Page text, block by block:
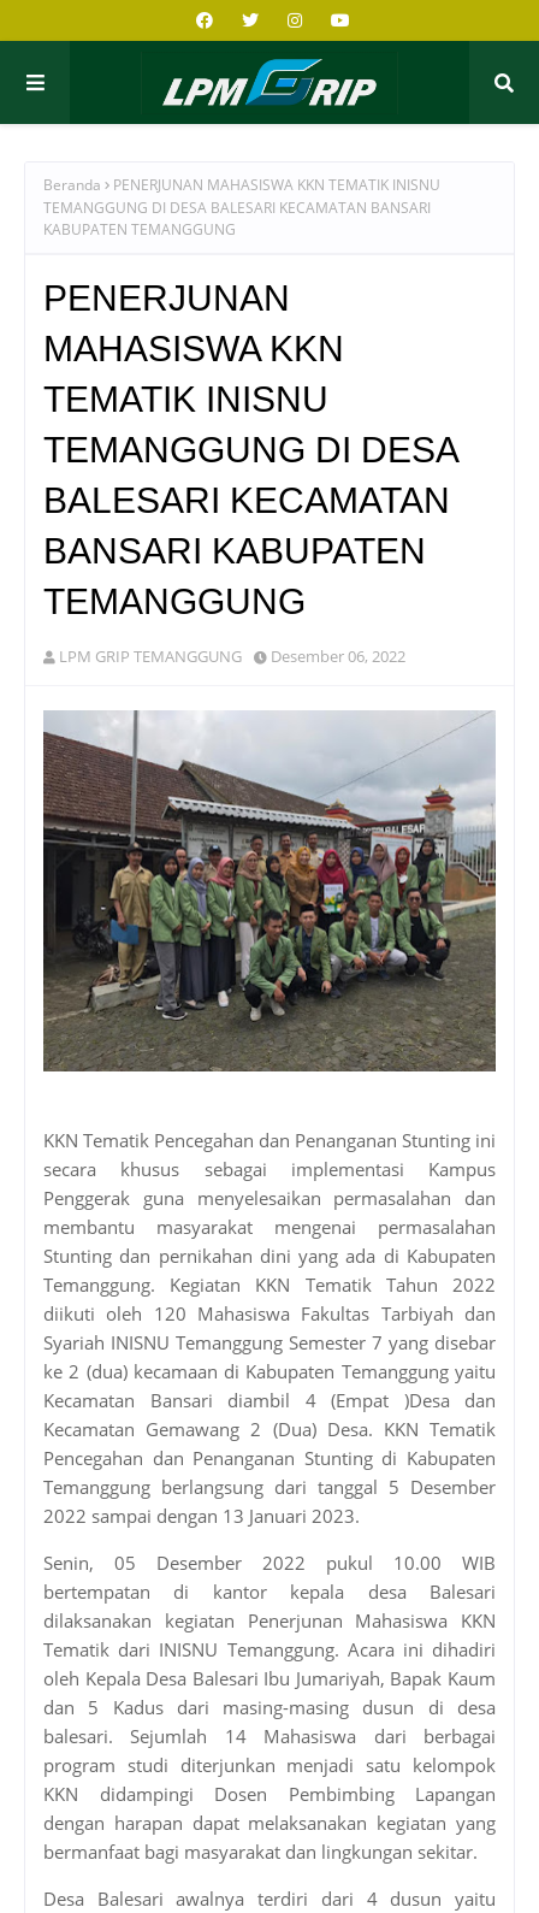
Beranda
PENERJUNAN MAHASISWA KKN TEMATIK INISNU
TEMANGGUNG DI DESA BALESARI KECAMATAN BANSARI
KABUPATEN TEMANGGUNG
PENERJUNAN
MAHASISWA KKN
TEMATIK INISNU
TEMANGGUNG DI DESA
BALESARI KECAMATAN
BANSARI KABUPATEN
TEMANGGUNG
LPM GRIP TEMANGGUNG Desember 06, 2022
KKN Tematik Pencegahan dan Penanganan Stunting ini
secara khusus sebagai implementasi Kampus
Penggerak guna menyelesaikan permasalahan dan
membantu masyarakat mengenai permasalahan
Stunting dan pernikahan dini yang ada di Kabupaten
Temanggung. Kegiatan KKN Tematik Tahun 2022
diikuti oleh 120 Mahasiswa Fakultas Tarbiyah dan
Syariah INISNU Temanggung Semester 7 yang disebar
ke 2 (dua) kecamaan di Kabupaten Temanggung yaitu
Kecamatan Bansari diambil 4 (Empat )Desa dan
Kecamatan Gemawang 2 (Dua) Desa. KKN Tematik
Pencegahan dan Penanganan Stunting di Kabupaten
Temanggung berlangsung dari tanggal 5 Desember
2022 sampai dengan 13 Januari 2023.
Senin, 05 Desember 2022 pukul 10.00 WIB
bertempatan di kantor kepala desa Balesari
dilaksanakan kegiatan Penerjunan Mahasiswa KKN
Tematik dari INISNU Temanggung. Acara ini dihadiri
oleh Kepala Desa Balesari Ibu Jumariyah, Bapak Kaum
dan 5 Kadus dari masing-masing dusun di desa
balesari. Sejumlah 14 Mahasiswa dari berbagai
program studi diterjunkan menjadi satu kelompok
KKN didampingi Dosen Pembimbing Lapangan
dengan harapan dapat melaksanakan kegiatan yang
bermanfaat bagi masyarakat dan lingkungan sekitar.
Desa Balesari awalnya terdiri dari 4 dusun yaitu